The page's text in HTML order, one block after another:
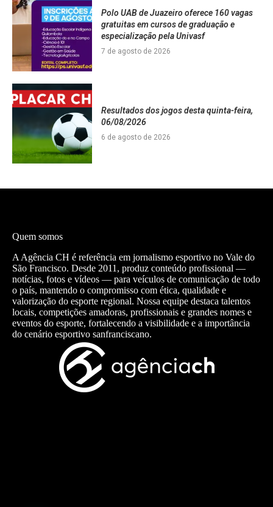
Polo UAB de Juazeiro oferece 160 vagas
gratuitas em cursos de graduação e
especialização pela Univasf
7 de agosto de 2026
Resultados dos jogos desta quinta-feira,
06/08/2026
6 de agosto de 2026
Quem somos
A Agência CH é referência em jornalismo esportivo no Vale do
São Francisco. Desde 2011, produz conteúdo profissional —
notícias, fotos e vídeos — para veículos de comunicação de todo
o país, mantendo o compromisso com ética, qualidade e
valorização do esporte regional. Nossa equipe destaca talentos
locais, competições amadoras, profissionais e grandes nomes e
eventos do esporte, fortalecendo a visibilidade e a importância
do cenário esportivo sanfranciscano.